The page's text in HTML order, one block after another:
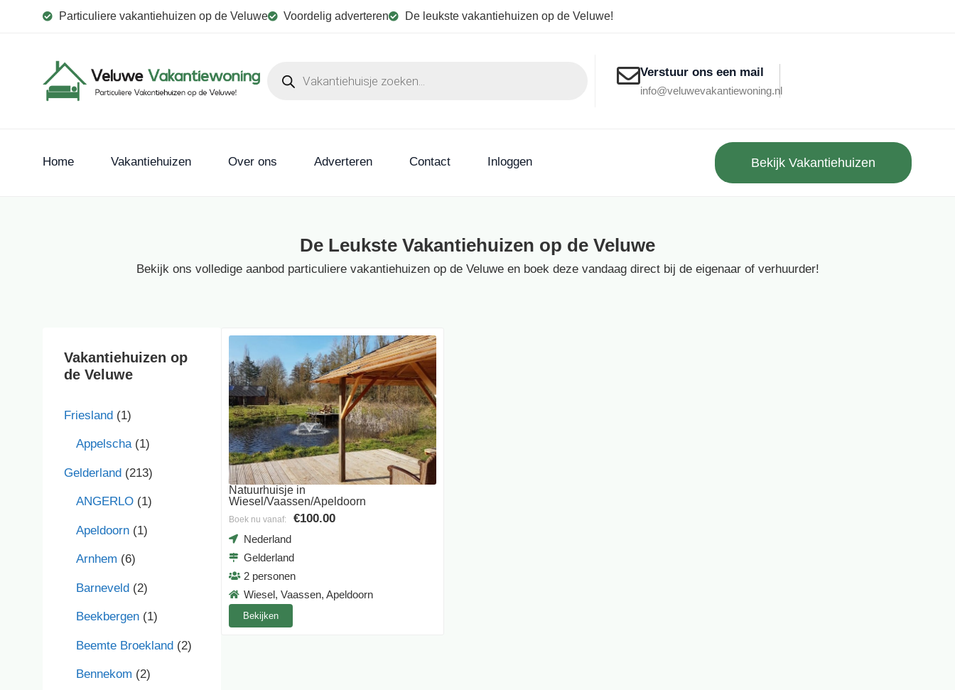
Particuliere vakantiehuizen op de Veluwe Voordelig adverteren De leukste vakantiehuizen op de Veluwe!
Verstuur ons een mail
info@veluwevakantiewoning.nl
Home Vakantiehuizen Over ons Adverteren Contact Inloggen Bekijk Vakantiehuizen
De Leukste Vakantiehuizen op de Veluwe
Bekijk ons volledige aanbod particuliere vakantiehuizen op de Veluwe en boek deze vandaag direct bij de eigenaar of verhuurder!
Vakantiehuizen op
de Veluwe
Friesland (1)
Appelscha (1)
Gelderland (213)
ANGERLO (1)
Apeldoorn (1)
Arnhem (6)
Barneveld (2)
Beekbergen (1)
Beemte Broekland (2)
Bennekom (2)
Natuurhuisje in
Wiesel/Vaassen/Apeldoorn
Boek nu vanaf: €100.00
Nederland
Gelderland
2 personen
Wiesel, Vaassen, Apeldoorn
Bekijken